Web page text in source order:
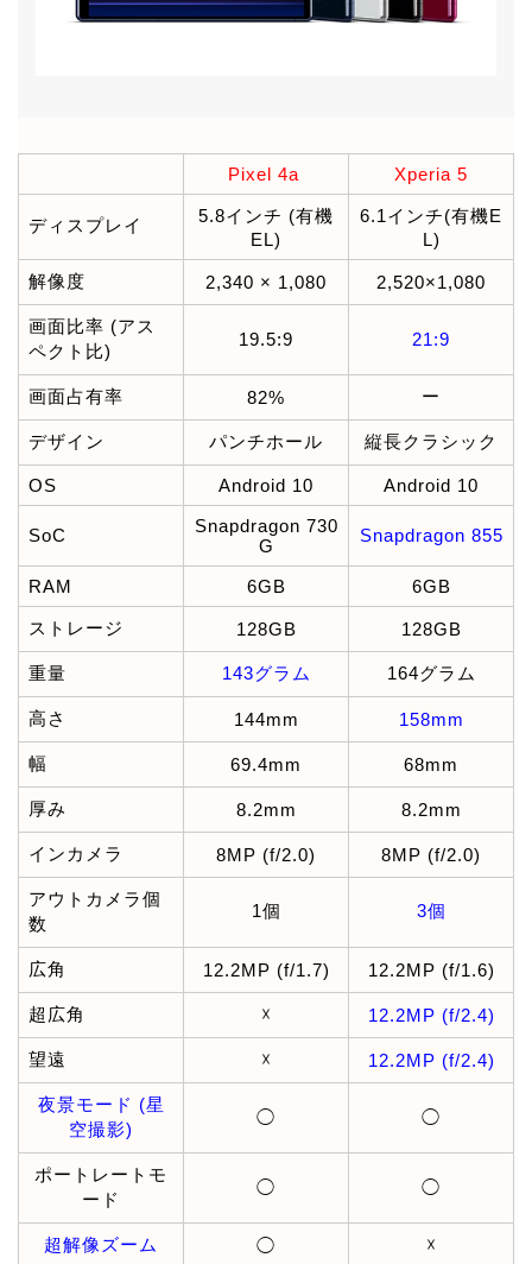
Pixel 4a Xperia 5
ディスプレイ
5.8インチ (有機
EL)
6.1インチ(有機E
L)
解像度 2,340 × 1,080 2,520×1,080
画面比率 (アス
ペクト比)
19.5:9 21:9
画面占有率 82% ー
デザイン パンチホール 縦長クラシック
OS Android 10 Android 10
SoC
Snapdragon 730
G
Snapdragon 855
RAM 6GB 6GB
ストレージ 128GB 128GB
重量 143グラム 164グラム
高さ 144mm 158mm
幅 69.4mm 68mm
厚み 8.2mm 8.2mm
インカメラ 8MP (f/2.0) 8MP (f/2.0)
アウトカメラ個
数
1個 3個
広角 12.2MP (f/1.7) 12.2MP (f/1.6)
超広角 ☓ 12.2MP (f/2.4)
望遠 ☓ 12.2MP (f/2.4)
夜景モード (星
空撮影)
◯ ◯
ポートレートモ
ード
◯ ◯
超解像ズーム ◯ ☓